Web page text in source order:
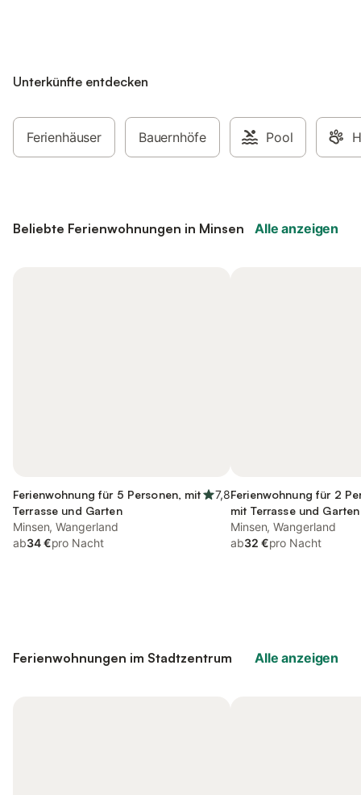
Unterkünfte entdecken
Ferienhäuser Bauernhöfe Pool
Beliebte Ferienwohnungen in Minsen Alle anzeigen
Ferienwohnung für 5 Personen, mit
Terrasse und Garten
7,8
Minsen, Wangerland
ab34 €pro Nacht
Ferienwohnung für 2
mit Terrasse und Garten
Minsen, Wangerland
ab32 €pro Nacht
Ferienwohnungen im Stadtzentrum Alle anzeigen